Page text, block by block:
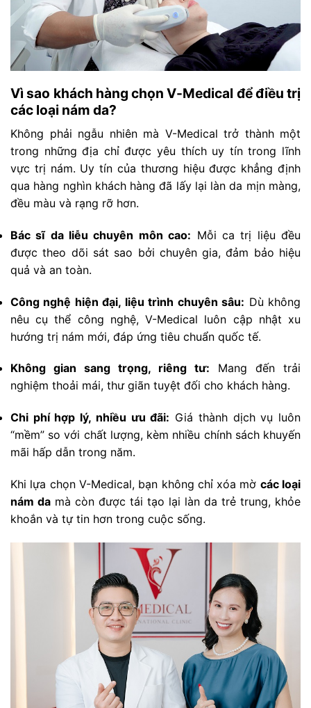
Vì sao khách hàng chọn V-Medical để điều trị
các loại nám da?
Không phải ngẫu nhiên mà V-Medical trở thành một
trong những địa chỉ được yêu thích uy tín trong lĩnh
vực trị nám. Uy tín của thương hiệu được khẳng định
qua hàng nghìn khách hàng đã lấy lại làn da mịn màng,
đều màu và rạng rỡ hơn.
Bác sĩ da liễu chuyên môn cao: Mỗi ca trị liệu đều
được theo dõi sát sao bởi chuyên gia, đảm bảo hiệu
quả và an toàn.
Công nghệ hiện đại, liệu trình chuyên sâu: Dù không
nêu cụ thể công nghệ, V-Medical luôn cập nhật xu
hướng trị nám mới, đáp ứng tiêu chuẩn quốc tế.
Không gian sang trọng, riêng tư: Mang đến trải
nghiệm thoải mái, thư giãn tuyệt đối cho khách hàng.
Chi phí hợp lý, nhiều ưu đãi: Giá thành dịch vụ luôn
“mềm” so với chất lượng, kèm nhiều chính sách khuyến
mãi hấp dẫn trong năm.
Khi lựa chọn V-Medical, bạn không chỉ xóa mờ các loại
nám da mà còn được tái tạo lại làn da trẻ trung, khỏe
khoắn và tự tin hơn trong cuộc sống.